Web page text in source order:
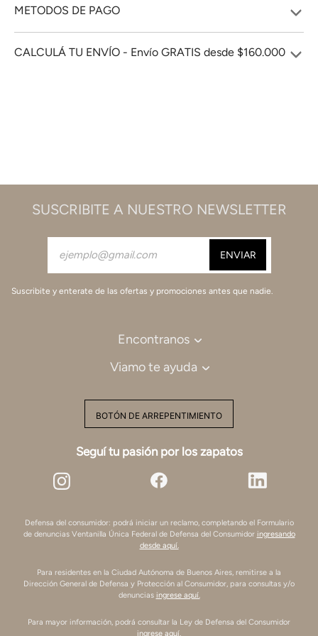
METODOS DE PAGO
CALCULÁ TU ENVÍO - Envío GRATIS desde $160.000
SUSCRIBITE A NUESTRO NEWSLETTER
Suscribite y enterate de las ofertas y promociones antes que nadie.
Encontranos
Viamo te ayuda
BOTÓN DE ARREPENTIMIENTO
Seguí tu pasión por los zapatos
Defensa del consumidor: podrá iniciar un reclamo, completando el Formulario
de denuncias Ventanilla Única Federal de Defensa del Consumidor ingresando
desde aquí.
Para residentes en la Ciudad Autónoma de Buenos Aires, remitirse a la
Dirección General de Defensa y Protección al Consumidor, para consultas y/o
denuncias ingrese aquí.
Para mayor información, podrá consultar la Ley de Defensa del Consumidor
ingrese aquí.